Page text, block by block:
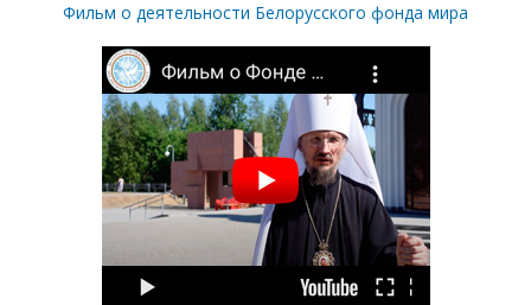
Фильм о деятельности Белорусского фонда мира